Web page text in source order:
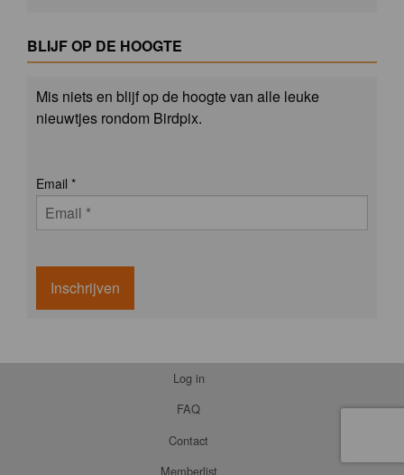
BLIJF OP DE HOOGTE
Mis niets en blijf op de hoogte van alle leuke
nieuwtjes rondom Birdpix.
Email *
Inschrijven
Log in
FAQ
Contact
Memberlist